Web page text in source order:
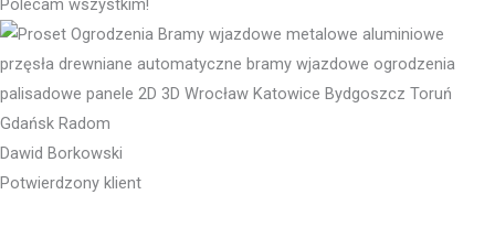
Polecam wszystkim!
Dawid Borkowski
Potwierdzony klient